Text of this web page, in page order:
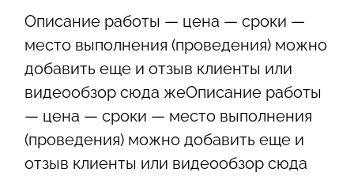
Описание работы — цена — сроки —
место выполнения (проведения) можно
добавить еще и отзыв клиенты или
видеообзор сюда жеОписание работы
— цена — сроки — место выполнения
(проведения) можно добавить еще и
отзыв клиенты или видеообзор сюда